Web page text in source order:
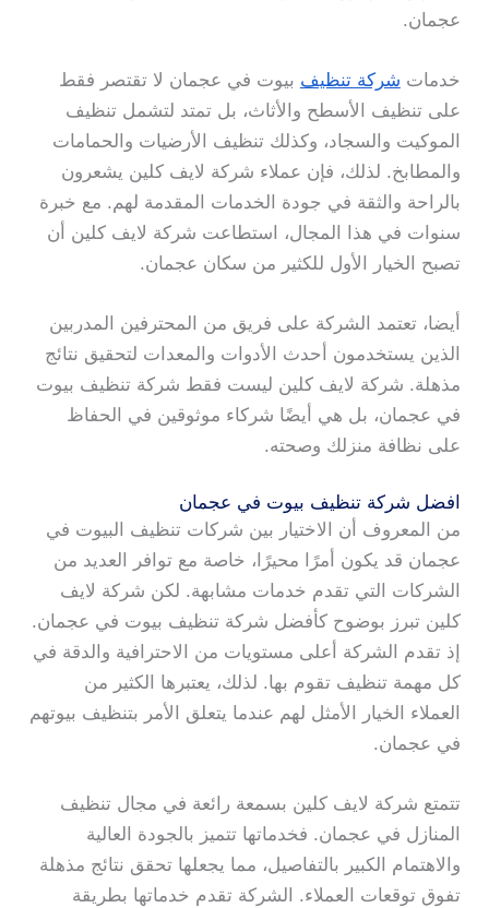
عجمان.
خدمات شركة تنظيف بيوت في عجمان لا تقتصر فقط
على تنظيف الأسطح والأثاث، بل تمتد لتشمل تنظيف
الموكيت والسجاد، وكذلك تنظيف الأرضيات والحمامات
والمطابخ. لذلك، فإن عملاء شركة لايف كلين يشعرون
بالراحة والثقة في جودة الخدمات المقدمة لهم. مع خبرة
سنوات في هذا المجال، استطاعت شركة لايف كلين أن
تصبح الخيار الأول للكثير من سكان عجمان.
أيضا، تعتمد الشركة على فريق من المحترفين المدربين
الذين يستخدمون أحدث الأدوات والمعدات لتحقيق نتائج
مذهلة. شركة لايف كلين ليست فقط شركة تنظيف بيوت
في عجمان، بل هي أيضًا شركاء موثوقين في الحفاظ
على نظافة منزلك وصحته.
افضل شركة تنظيف بيوت في عجمان
من المعروف أن الاختيار بين شركات تنظيف البيوت في
عجمان قد يكون أمرًا محيرًا، خاصة مع توافر العديد من
الشركات التي تقدم خدمات مشابهة. لكن شركة لايف
كلين تبرز بوضوح كأفضل شركة تنظيف بيوت في عجمان.
إذ تقدم الشركة أعلى مستويات من الاحترافية والدقة في
كل مهمة تنظيف تقوم بها. لذلك، يعتبرها الكثير من
العملاء الخيار الأمثل لهم عندما يتعلق الأمر بتنظيف بيوتهم
في عجمان.
تتمتع شركة لايف كلين بسمعة رائعة في مجال تنظيف
المنازل في عجمان. فخدماتها تتميز بالجودة العالية
والاهتمام الكبير بالتفاصيل، مما يجعلها تحقق نتائج مذهلة
تفوق توقعات العملاء. الشركة تقدم خدماتها بطريقة